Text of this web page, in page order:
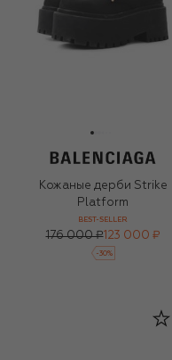
Кожаные дерби Strike
Platform
BEST-SELLER
176 000 ₽123 000 ₽
-30%